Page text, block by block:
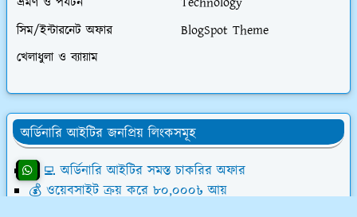
সিম/ইন্টারনেট অফার
BlogSpot Theme
খেলাধুলা ও ব্যায়াম
অর্ডিনারি আইটির জনপ্রিয় লিংকসমূহ
👨‍💻 অর্ডিনারি আইটির সমস্ত চাকরির অফার
💰 ওয়েবসাইট ক্রয় করে ৮০,০০০৳ আয়